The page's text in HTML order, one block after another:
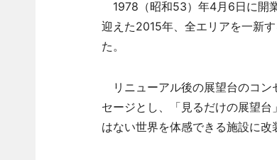
1978（昭和53）年4月6日に開
迎えた2015年、全エリアを一新
た。
リニューアル後の展望台のコン
セージとし、「見るだけの展望
はない世界を体感できる施設に改